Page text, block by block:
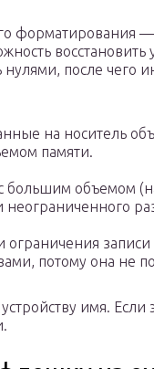
форматирования
нулями, после чего
на носитель
памяти.
большим объемом
неограниченного
ограничения
потому она не
имя. Если